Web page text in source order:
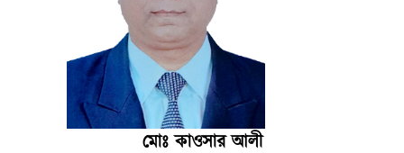
মোঃ কাওসার আলী